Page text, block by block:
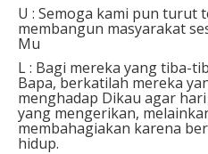
U : Semoga kami pun turut
membangun masyarakat
Mu
L : Bagi mereka yang tiba-
Bapa, berkatilah mereka
menghadap Dikau agar
yang mengerikan,
membahagiakan karena
hidup.